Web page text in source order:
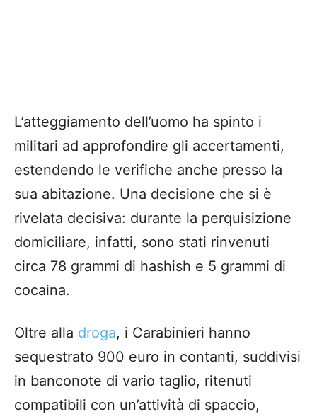
L’atteggiamento dell’uomo ha spinto i
militari ad approfondire gli accertamenti,
estendendo le verifiche anche presso la
sua abitazione. Una decisione che si è
rivelata decisiva: durante la perquisizione
domiciliare, infatti, sono stati rinvenuti
circa 78 grammi di hashish e 5 grammi di
cocaina.
Oltre alla droga, i Carabinieri hanno
sequestrato 900 euro in contanti, suddivisi
in banconote di vario taglio, ritenuti
compatibili con un’attività di spaccio,